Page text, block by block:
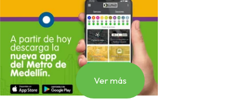
Ver más